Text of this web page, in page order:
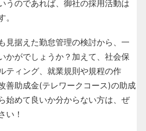
うのであれば、御社の採用活動は
見据えた勤怠管理の検討から、一
かがでしょうか？加えて、社会保
ティング、就業規則や規程の作
善助成金(テレワークコース)の助成
始めて良いか分からない方は、ぜ
い！